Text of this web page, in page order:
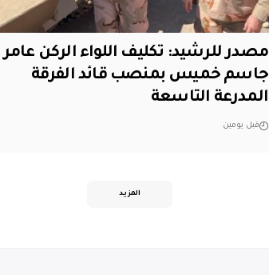
مصدر للرشيد: تكليف اللواء الركن عامر
جاسم خميس بمنصب قائد الفرقة
المدرعة التاسعة
قبل يومين
المزيد